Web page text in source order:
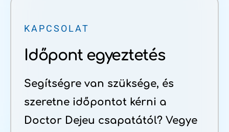
KAPCSOLAT
Időpont egyeztetés
Segítségre van szüksége, és
szeretne időpontot kérni a
Doctor Dejeu csapatától? Vegye